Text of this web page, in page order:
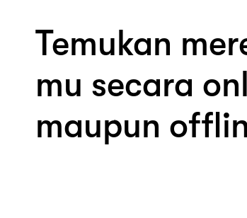
Temukan
mu secara
maupun